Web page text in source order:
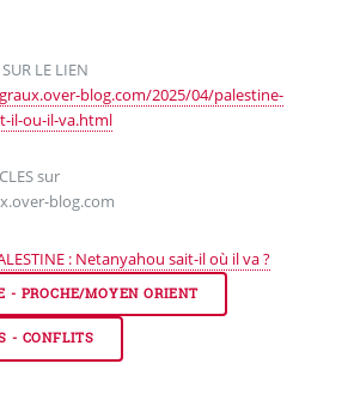
LE LIEN
blog.com/2025/04/palestine-
il-ou-il-va.html
sur
blog.com
: Netanyahou sait-il où il va ?
- PROCHE/MOYEN ORIENT
- CONFLITS